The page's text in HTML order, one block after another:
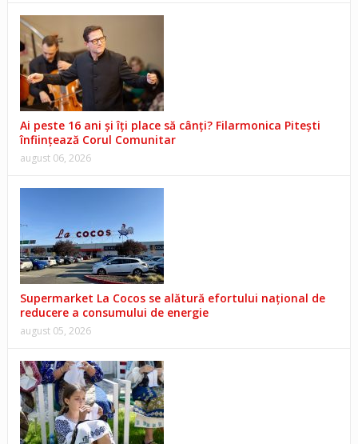
Ai peste 16 ani și îți place să cânți? Filarmonica Pitești
înființează Corul Comunitar
august 06, 2026
Supermarket La Cocos se alătură efortului național de
reducere a consumului de energie
august 05, 2026